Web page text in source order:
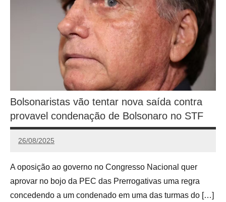
Bolsonaristas vão tentar nova saída contra
provavel condenação de Bolsonaro no STF
26/08/2025
Calango
A oposição ao governo no Congresso Nacional quer
aprovar no bojo da PEC das Prerrogativas uma regra
concedendo a um condenado em uma das turmas do […]